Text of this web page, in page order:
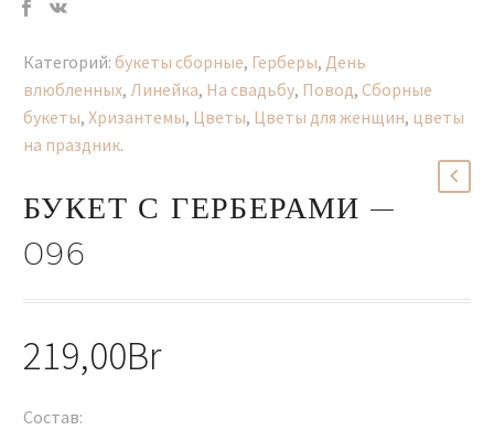
Категорий: букеты сборные, Герберы, День
влюбленных, Линейка, На свадьбу, Повод, Сборные
букеты, Хризантемы, Цветы, Цветы для женщин, цветы
на праздник.
БУКЕТ С ГЕРБЕРАМИ —
096
219,00Br
Состав: